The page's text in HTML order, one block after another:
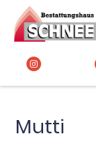
Inhalt
springen
Mutti